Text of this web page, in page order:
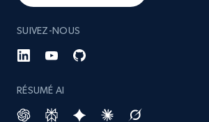
SUIVEZ-NOUS
RÉSUMÉ AI